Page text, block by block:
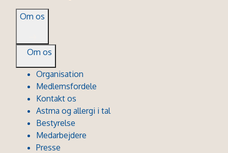
Om os
Om os
Organisation
Medlemsfordele
Kontakt os
Astma og allergi i tal
Bestyrelse
Medarbejdere
Presse